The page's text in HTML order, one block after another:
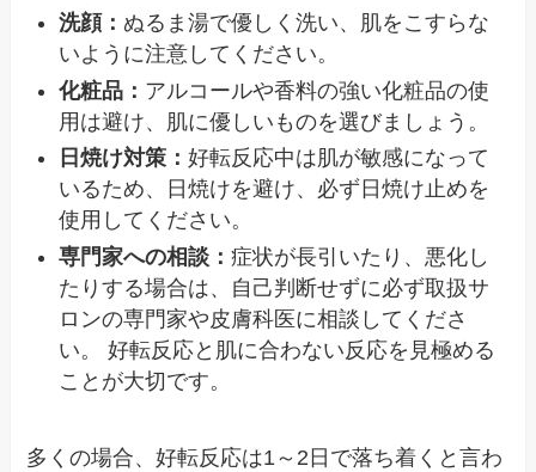
洗顔： ぬるま湯で優しく洗い、肌をこすらな
いように注意してください。
化粧品： アルコールや香料の強い化粧品の使
用は避け、肌に優しいものを選びましょう。
日焼け対策：好転反応中は肌が敏感になって
いるため、日焼けを避け、必ず日焼け止めを
使用してください。
専門家への相談：症状が長引いたり、悪化し
たりする場合は、自己判断せずに必ず取扱サ
ロンの専門家や皮膚科医に相談してくださ
い。 好転反応と肌に合わない反応を見極める
ことが大切です。
多くの場合、好転反応は1～2日で落ち着くと言わ